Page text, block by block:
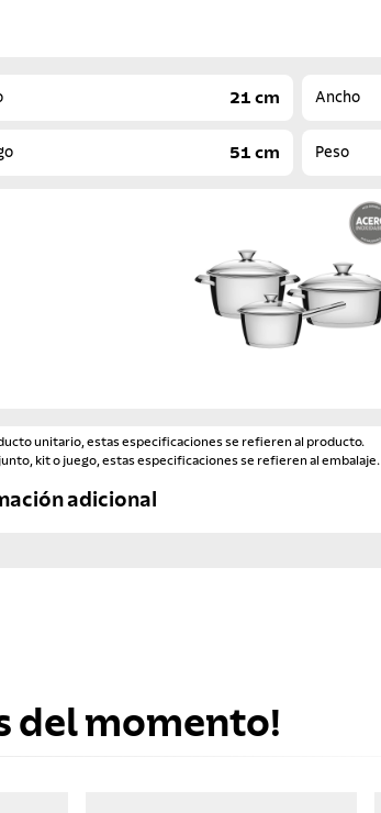
21 cm Ancho
51 cm Peso
unitario, estas especificaciones se refieren al producto.
kit o juego, estas especificaciones se refieren al embalaje.
adicional
del momento!